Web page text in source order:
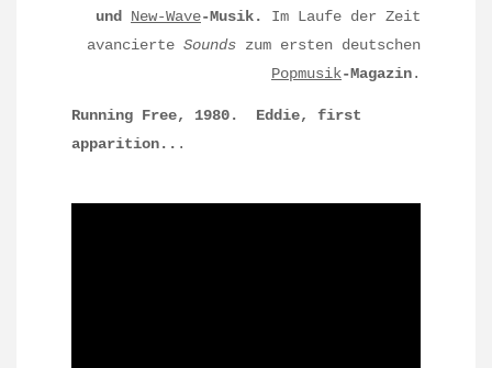
und New-Wave-Musik.
Im Laufe der Zeit
avancierte Sounds zum ersten deutschen
Popmusik-Magazin.
Running Free, 1980. Eddie, first
apparition.. .